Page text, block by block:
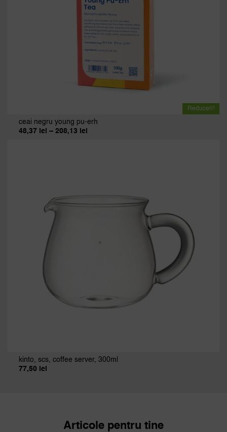
Reduceri!
ceai negru young pu-erh
48,37 lei – 208,13 leiInterval
kinto, scs, coffee server, 300ml
77,50
lei
Articole pentru tine